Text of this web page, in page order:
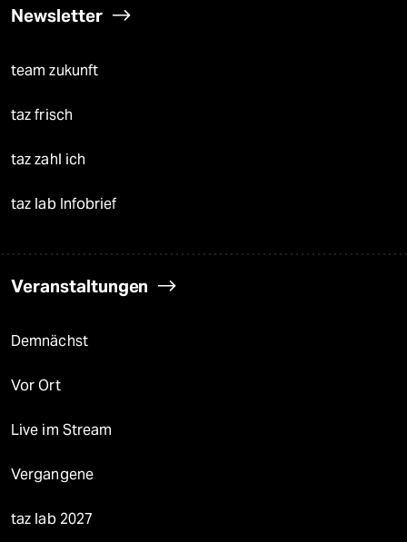
Newsletter
team zukunft
taz frisch
taz zahl ich
taz lab Infobrief
Veranstaltungen
Demnächst
Vor Ort
Live im Stream
Vergangene
taz lab 2027